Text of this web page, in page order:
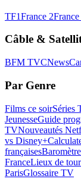
TF1France 2
Câble &
BFM TVCNews
Par Genre
Films ce soirSéries
JeunesseGuide
TVNouveautés
vs Disney+
françaises
FranceLieux de
ParisGlossaire TV